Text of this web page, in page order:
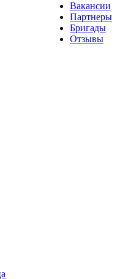
Вакансии
Партнеры
Бригады
Отзывы